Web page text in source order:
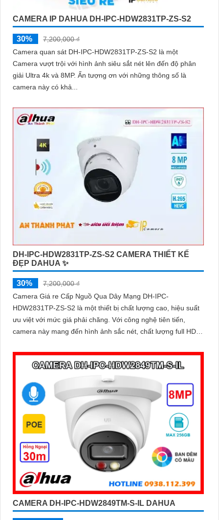
CAMERA IP DAHUA DH-IPC-HDW2831TP-ZS-S2
30%
7,200,000 ₫
Camera quan sát DH-IPC-HDW2831TP-ZS-S2 là một
Camera vượt trội với hình ảnh siêu sắt nét lên đến độ phân
giải Ultra 4k và 8MP. Ấn tượng ơn với những thông số là
camera này có khả...
DH-IPC-HDW2831TP-ZS-S2 CAMERA THIẾT KẾ
ĐẸP DAHUA ✨
30%
7,200,000 ₫
Camera Giá re Cấp Nguồ Qua Dây Mạng DH-IPC-
HDW2831TP-ZS-S2 là một thiết bị chất lượng cao, hiệu suất
ưu việt với mức giá phải chăng. Với công nghệ tiên tiến,
camera này mang đến hình ảnh sắc nét, chất lượng full HD
CAMERA DH-IPC-HDW2849TM-S-IL DAHUA